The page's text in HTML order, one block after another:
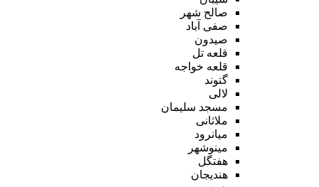
صالح شهر
صفی آباد
صیدون
قلعه تل
قلعه خواجه
گتوند
لالی
مسجد سلیمان
ملاثانی
میانرود
مینوشهر
هفتگل
هندیجان